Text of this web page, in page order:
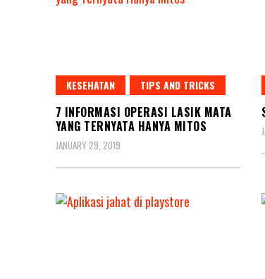
KESEHATAN TIPS AND TRICKS
7 INFORMASI OPERASI LASIK MATA
YANG TERNYATA HANYA MITOS
JANUARY 29, 2019